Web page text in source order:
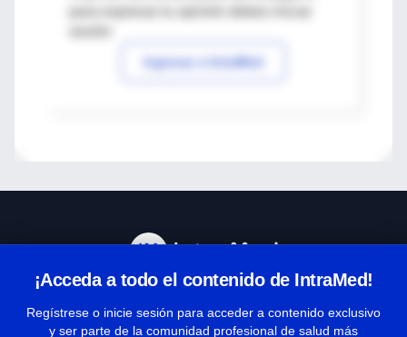
Ingresar a IntraMed
¡Acceda a todo el contenido de IntraMed!
Regístrese o inicie sesión para acceder a contenido exclusivo
y ser parte de la comunidad profesional de salud más